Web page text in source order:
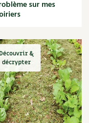
sur mes
Découvrir &
décrypter